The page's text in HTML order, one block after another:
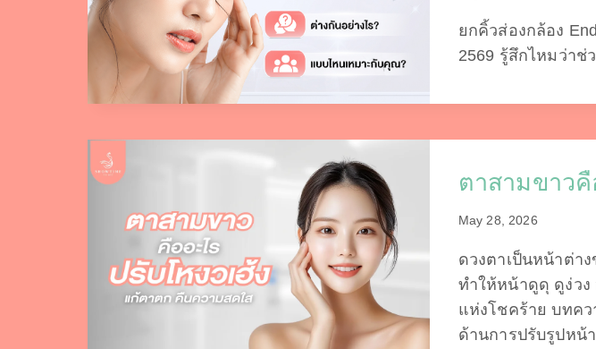
ยกคิ้วส่องกล้อง
2569 รู้สึกไหมว่า
ตาสามขาว
May 28, 2026
ดวงตาเป็นหน้าต่า
ทำให้หน้าดูดุ ดูง่วง
แห่งโชคร้าย บทค
ด้านการปรับรูปหน้